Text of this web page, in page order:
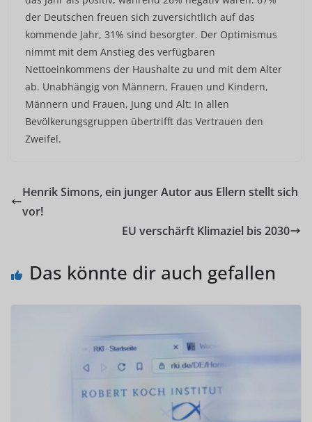
der Deutschen freuen sich zuversichtlich auf das
kommende Jahr, 31% sind besorgter. Der Optimismus
nimmt mit dem Anstieg des verfügbaren
Nettoeinkommens der Haushalte zu und mit dem Alter
ab. Unabhängig von Männern, Frauen und Kindern,
Männern und Frauen, Jung und Alt: In allen
Bevölkerungsgruppen übertrifft das Vertrauen den
Zweifel.
Henrik Simons, ein junger Autor aus Ellern stellt sich
vor!
EU verschärft Klimaziel bis 2030
Das könnte dir auch gefallen